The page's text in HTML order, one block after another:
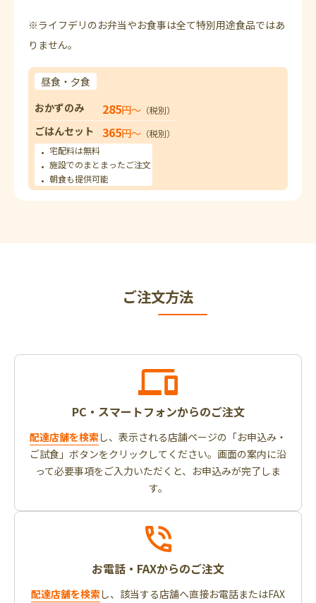
※ライフデリのお弁当やお食事は全て特別用途食品ではあ
りません。
昼食・夕食
おかずのみ
285円〜 （税別）
ごはんセット 365円〜 （税別）
宅配料は無料
施設でのまとまったご注文
朝食も提供可能
ご注文方法
PC・スマートフォンからのご注文
配達店舗を検索し、表示される店舗ページの「お申込み・
ご試食」ボタンをクリックしてください。画面の案内に沿
って必要事項をご入力いただくと、お申込みが完了しま
す。
お電話・FAXからのご注文
配達店舗を検索し、該当する店舗へ直接お電話またはFAX